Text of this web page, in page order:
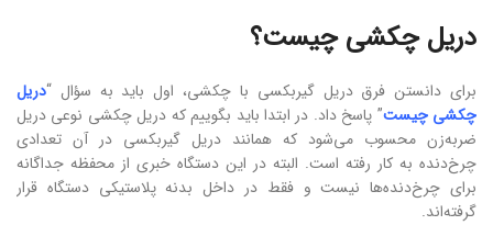
دریل چکشی چیست؟
برای دانستن فرق دریل گیربکسی با چکشی، اول باید به سؤال “دریل
چکشی چیست” پاسخ داد. در ابتدا باید بگوییم که دریل چکشی نوعی دریل
ضربه‌زن محسوب می‌شود که همانند دریل گیربکسی در آن تعدادی
چرخ‌دنده به کار رفته است. البته در این دستگاه خبری از محفظه جداگانه
برای چرخ‌دنده‌ها نیست و فقط در داخل بدنه پلاستیکی دستگاه قرار
گرفته‌اند.